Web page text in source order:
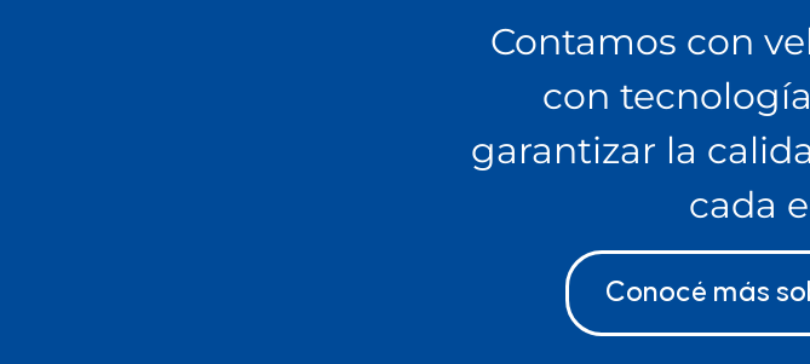
Contamos con
con
garantizar la
cada
Conocé más